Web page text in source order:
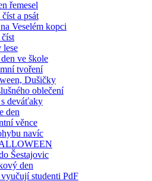
řemesel
a psát
Veselém kopci
lese
ve škole
tvoření
Dušičky
oblečení
deváťaky
den
věnce
navíc
Šestajovic
den
studenti PdF